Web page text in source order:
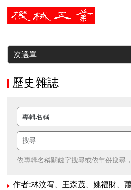
暫停
次選單
歷史雜誌
依專輯名稱關鍵字搜尋或依年份搜尋
作者:林汶宥、王森茂、姚福財、